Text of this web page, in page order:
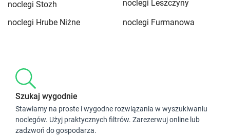
noclegi Stozh
noclegi Leszczyny
noclegi Hrube Niżne
noclegi Furmanowa
Szukaj wygodnie
Stawiamy na proste i wygodne rozwiązania w wyszukiwaniu
noclegów. Użyj praktycznych filtrów. Zarezerwuj online lub
zadzwoń do gospodarza.